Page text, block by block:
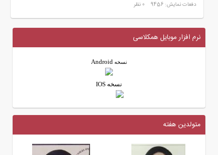
دفعات نمایش: 9456 0 نظر
نرم افزار موبایل همکلاسی
نسخه
نسخه IOS
متولدین هفته